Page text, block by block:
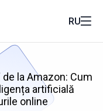
RU
la Amazon: Cum
artificială
online